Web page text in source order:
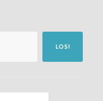
LOS!